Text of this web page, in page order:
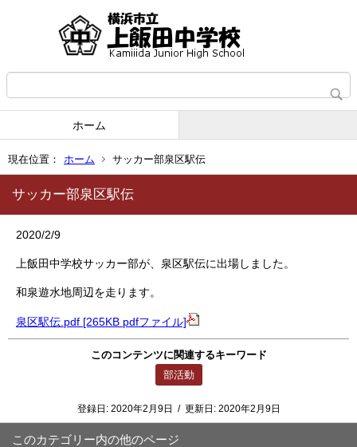
ホーム
現在位置： ホーム サッカー部泉区駅伝
サッカー部泉区駅伝
2020/2/9
上飯田中学校サッカー部が、泉区駅伝に出場しました。
和泉遊水地周辺を走ります。
泉区駅伝.pdf [265KB pdfファイル]
このコンテンツに関連するキーワード
部活動
登録日: 2020年2月9日 / 更新日: 2020年2月9日
このカテゴリー内の他のページ